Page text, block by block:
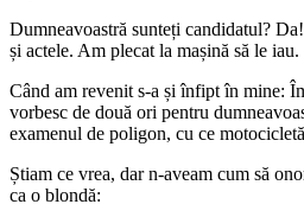
Dumneavoastră sunteți candidatul?
și actele. Am plecat la mașină să le iau.
Când am revenit s-a și înfipt în mine:
vorbesc de două ori pentru
examenul de poligon, cu ce
Știam ce vrea, dar n-aveam cum să
ca o blondă: